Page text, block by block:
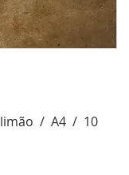
limão / A4 / 10